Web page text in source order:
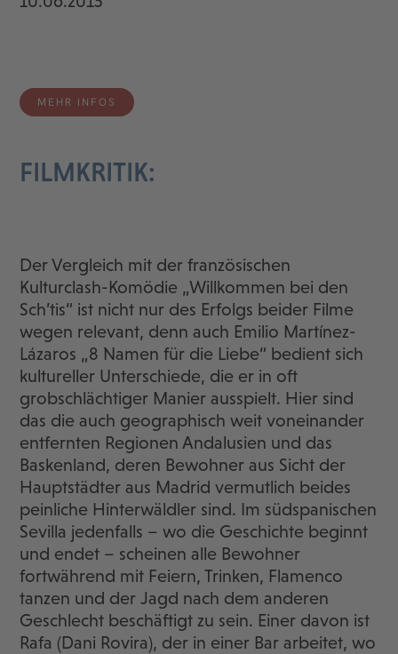
MEHR INFOS
FILMKRITIK:
Der Vergleich mit der französischen
Kulturclash-Komödie „Willkommen bei den
Sch’tis“ ist nicht nur des Erfolgs beider Filme
wegen relevant, denn auch Emilio Martínez-
Lázaros „8 Namen für die Liebe“ bedient sich
kultureller Unterschiede, die er in oft
grobschlächtiger Manier ausspielt. Hier sind
das die auch geographisch weit voneinander
entfernten Regionen Andalusien und das
Baskenland, deren Bewohner aus Sicht der
Hauptstädter aus Madrid vermutlich beides
peinliche Hinterwäldler sind. Im südspanischen
Sevilla jedenfalls – wo die Geschichte beginnt
und endet – scheinen alle Bewohner
fortwährend mit Feiern, Trinken, Flamenco
tanzen und der Jagd nach dem anderen
Geschlecht beschäftigt zu sein. Einer davon ist
Rafa (Dani Rovira), der in einer Bar arbeitet, wo